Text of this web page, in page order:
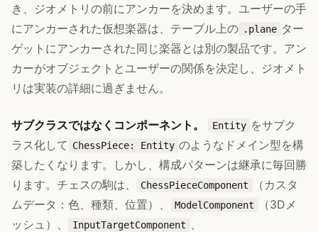
き、ジオメトリの前にアンカーを決めます。ユーザーの手
にアンカーされた仮想楽器は、テーブル上の .plane ター
ゲットにアンカーされた同じ楽器とは別の製品です。アン
カーがオブジェクトとユーザーの関係を決定し、ジオメト
リは実装の詳細に過ぎません。
サブクラスではなくコンポーネント。 Entity をサブク
ラス化して ChessPiece: Entity のようなドメイン型を構
築したくなります。しかし、構成パターンは継承に毎回勝
ります。チェスの駒は、
ChessPieceComponent
（カスタ
ムデータ：色、種類、位置）、
ModelComponent
（3Dメ
ッシュ）、
InputTargetComponent